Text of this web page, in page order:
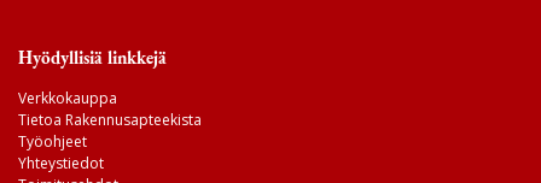
Hyödyllisiä linkkejä
Verkkokauppa
Tietoa Rakennusapteekista
Työohjeet
Yhteystiedot